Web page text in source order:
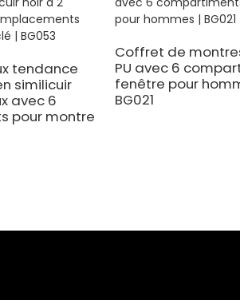
tendance
similicuir
avec 6
pour montre
Coffret de
PU avec 6
fenêtre pour
BG021